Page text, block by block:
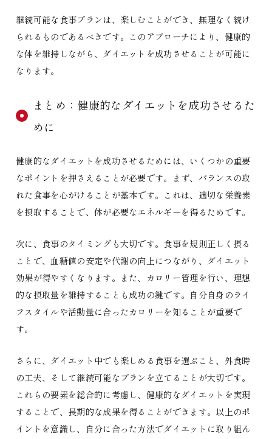
継続可能な食事プランは、楽しむことができ、無理なく続け
られるものであるべきです。このアプローチにより、健康的
な体を維持しながら、ダイエットを成功させることが可能に
なります。
まとめ：健康的なダイエットを成功させるた
めに
健康的なダイエットを成功させるためには、いくつかの重要
なポイントを押さえることが必要です。まず、バランスの取
れた食事を心がけることが基本です。これは、適切な栄養素
を摂取することで、体が必要なエネルギーを得るためです。
次に、食事のタイミングも大切です。食事を規則正しく摂る
ことで、血糖値の安定や代謝の向上につながり、ダイエット
効果が得やすくなります。また、カロリー管理を行い、理想
的な摂取量を維持することも成功の鍵です。自分自身のライ
フスタイルや活動量に合ったカロリーを知ることが重要で
す。
さらに、ダイエット中でも楽しめる食事を選ぶこと、外食時
の工夫、そして継続可能なプランを立てることが大切です。
これらの要素を総合的に考慮し、健康的なダイエットを実現
することで、長期的な成果を得ることができます。以上のポ
イントを意識し、自分に合った方法でダイエットに取り組ん